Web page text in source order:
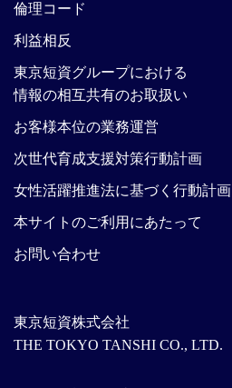
東京短資株式会社
THE TOKYO TANSHI CO., LTD.
倫理コード
利益相反
東京短資グループにおける
情報の相互共有のお取扱い
お客様本位の業務運営
次世代育成支援対策行動計画
女性活躍推進法に基づく行動計画
本サイトのご利用にあたって
お問い合わせ